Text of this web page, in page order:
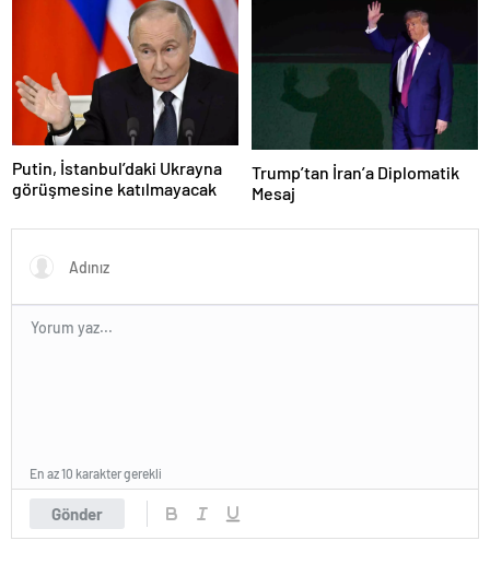
Putin, İstanbul’daki Ukrayna
görüşmesine katılmayacak
Trump’tan İran’a Diplomatik
Mesaj
Gönder
En az 10 karakter gerekli